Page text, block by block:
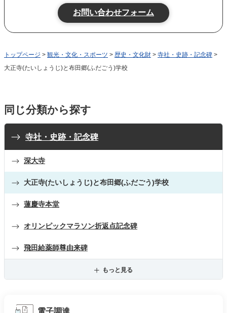
トップページ > 観光・文化・スポーツ > 歴史・文化財 > 寺社・史跡・記念碑 >
大正寺(たいしょうじ)と布田郷(ふだごう)学校
同じ分類から探す
寺社・史跡・記念碑
深大寺
大正寺(たいしょうじ)と布田郷(ふだごう)学校
蓮慶寺本堂
オリンピックマラソン折返点記念碑
飛田給薬師尊由来碑
もっと見る